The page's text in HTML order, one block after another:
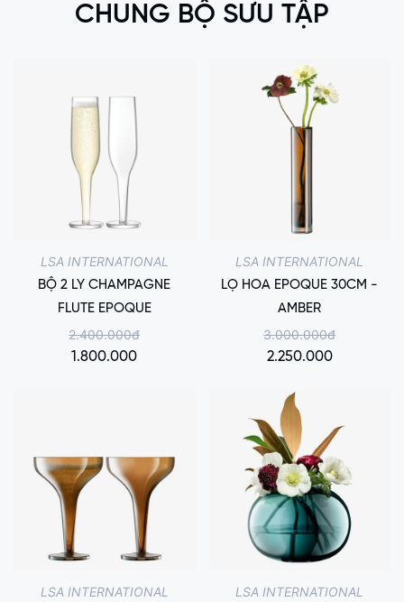
CHUNG BỘ SƯU TẬP
LSA INTERNATIONAL
BỘ 2 LY CHAMPAGNE
FLUTE EPOQUE
2.400.000đ
1.800.000
LSA INTERNATIONAL
LSA INTERNATIONAL
LỌ HOA EPOQUE 30CM -
AMBER
3.000.000đ
2.250.000
LSA INTERNATIONAL